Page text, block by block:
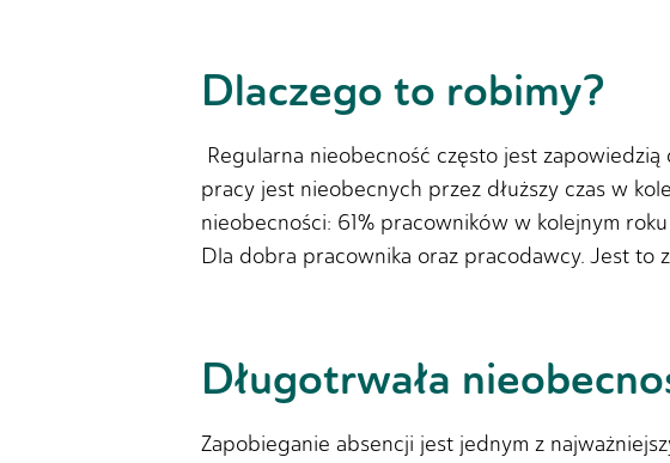
Dlaczego to robimy?
Regularna nieobecność często jest
pracy jest nieobecnych przez dłuższy czas w
nieobecności: 61% pracowników w kolejnym
Dla dobra pracownika oraz pracodawcy. Jest to
Długotrwała
Zapobieganie absencji jest jednym z